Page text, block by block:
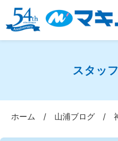
スタッ
ホーム / 山浦ブログ /